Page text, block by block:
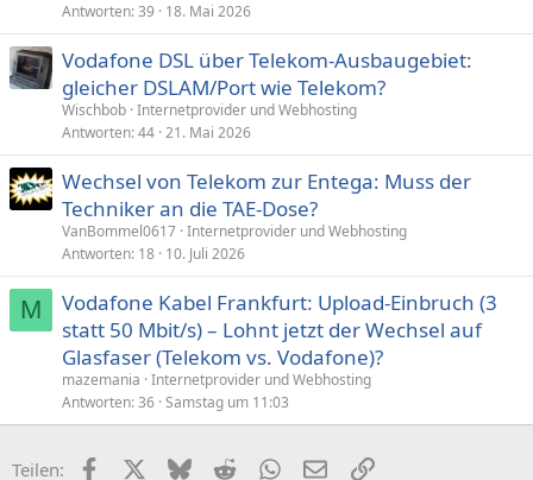
Antworten 39 18. Mai 2026
Vodafone DSL über Telekom-Ausbaugebiet:
gleicher DSLAM/Port wie Telekom?
Wischbob Internetprovider und Webhosting
Antworten 44 21. Mai 2026
Wechsel von Telekom zur Entega: Muss der
Techniker an die TAE-Dose?
VanBommel0617 Internetprovider und Webhosting
Antworten 18 10. Juli 2026
M
Vodafone Kabel Frankfurt: Upload-Einbruch (3
statt 50 Mbit/s) – Lohnt jetzt der Wechsel auf
Glasfaser (Telekom vs. Vodafone)?
mazemania Internetprovider und Webhosting
Antworten 36 Samstag um 11:03
Teilen: FacebookX (Twitter)
BlueskyRedditWhatsApp
E-MailLink